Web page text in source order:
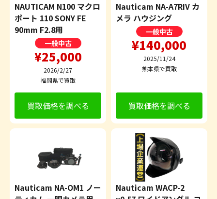
NAUTICAM N100 マクロ
ポート 110 SONY FE
90mm F2.8用
一般中古
¥25,000
2026/2/27
福岡県で買取
買取価格を調べる
Nauticam NA-A7RIV カ
メラ ハウジング
一般中古
¥140,000
2025/11/24
熊本県で買取
買取価格を調べる
Nauticam NA-OM1 ノー
Nauticam WACP-2